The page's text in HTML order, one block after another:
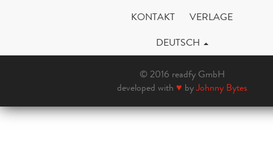
KONTAKT
VERLAGE
DEUTSCH
© 2016 readfy GmbH
developed with ♥ byJohnny Bytes